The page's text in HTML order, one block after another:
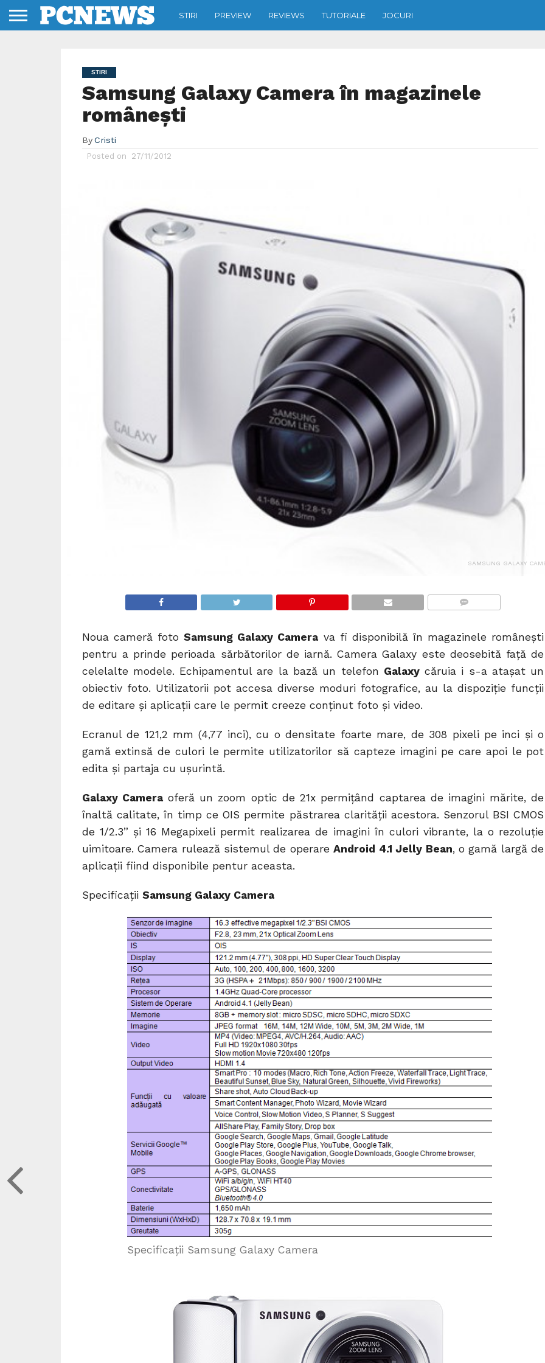
STIRI PREVIEW REVIEWS TUTORIALE JOCURI
STIRI
Samsung Galaxy Camera în magazinele
românești
By Cristi
Posted on 27/11/2012
SAMSUNG GALAXY
Noua cameră fotoSamsung Galaxy Camera va fi disponibilă în magazinele românești
pentru a prinde perioada sărbătorilor de iarnă. Camera Galaxy este deosebită față de
celelalte modele. Echipamentul are la bază un telefon Galaxycăruia i s-a atașat un
obiectiv foto. Utilizatorii pot accesa diverse moduri fotografice, au la dispoziție funcții
de editare și aplicații care le permit creeze conținut foto și video.
Ecranul de 121,2 mm (4,77 inci), cu o densitate foarte mare, de 308 pixeli pe inci şi o
gamă extinsă de culori le permite utilizatorilor să capteze imagini pe care apoi le pot
edita și partaja cu ușurintă.
Galaxy Cameraoferă un zoom optic de 21x permițând captarea de imagini mărite, de
înaltă calitate, în timp ce OIS permite păstrarea clarităţii acestora. Senzorul BSI CMOS
de 1/2.3” şi 16 Megapixeli permit realizarea de imagini în culori vibrante, la o rezoluţie
uimitoare. Camera rulează sistemul de operareAndroid 4.1 Jelly Bean, o gamă largă de
aplicații fiind disponibile pentur aceasta.
Specificații Samsung Galaxy Camera
Specificații Samsung Galaxy Camera